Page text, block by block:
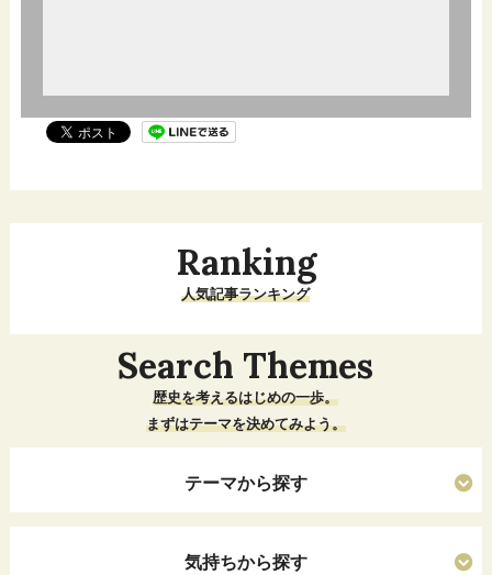
Ranking
人気記事ランキング
Search Themes
歴史を考えるはじめの一歩。
まずはテーマを決めてみよう。
テーマから探す
気持ちから探す